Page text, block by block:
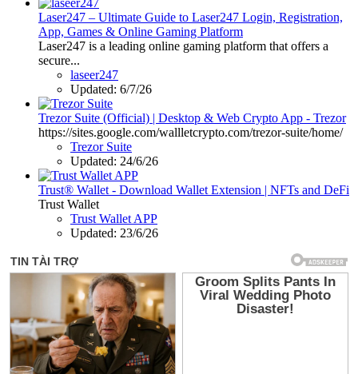
Laser247 – Ultimate Guide to Laser247 Login, Registration,
App, Games & Online Gaming Platform
Laser247 is a leading online gaming platform that offers a
secure...
laseer247
Updated: 6/7/26
Trezor Suite (Official) | Desktop & Web Crypto App - Trezor
https://sites.google.com/wallletcrypto.com/trezor-suite/home/
Trezor Suite
Updated: 24/6/26
Trust® Wallet - Download Wallet Extension | NFTs and DeFi
Trust Wallet
Trust Wallet APP
Updated: 23/6/26